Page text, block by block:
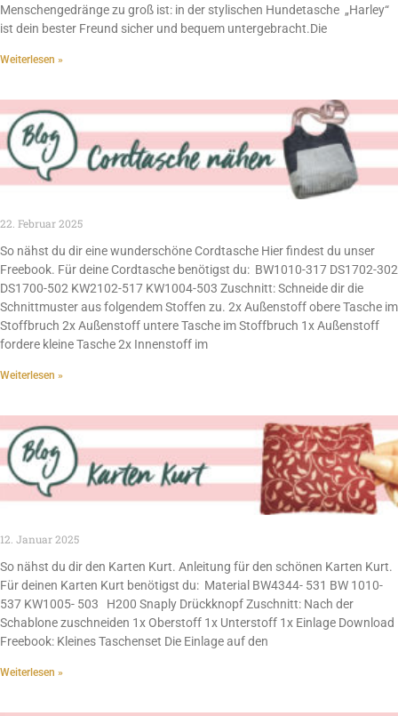
Menschengedränge zu groß ist: in der stylischen Hundetasche „Harley“
ist dein bester Freund sicher und bequem untergebracht.Die
Weiterlesen »
22. Februar 2025
So nähst du dir eine wunderschöne Cordtasche Hier findest du unser
Freebook. Für deine Cordtasche benötigst du: BW1010-317 DS1702-302
DS1700-502 KW2102-517 KW1004-503 Zuschnitt: Schneide dir die
Schnittmuster aus folgendem Stoffen zu. 2x Außenstoff obere Tasche im
Stoffbruch 2x Außenstoff untere Tasche im Stoffbruch 1x Außenstoff
fordere kleine Tasche 2x Innenstoff im
Weiterlesen »
12. Januar 2025
So nähst du dir den Karten Kurt. Anleitung für den schönen Karten Kurt.
Für deinen Karten Kurt benötigst du: Material BW4344- 531 BW 1010-
537 KW1005- 503 H200 Snaply Drückknopf Zuschnitt: Nach der
Schablone zuschneiden 1x Oberstoff 1x Unterstoff 1x Einlage Download
Freebook: Kleines Taschenset Die Einlage auf den
Weiterlesen »